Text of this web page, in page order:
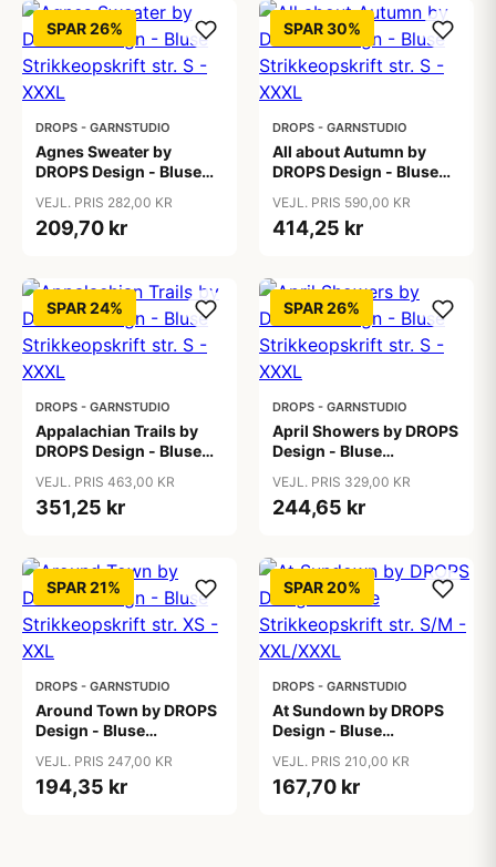
SPAR 26%
DROPS - GARNSTUDIO
Agnes Sweater by
DROPS Design - Bluse
XXXL
VEJL. PRIS 282,00 KR
209,70 kr
SPAR 30%
DROPS - GARNSTUDIO
All about Autumn by
DROPS Design - Bluse
XXXL
VEJL. PRIS 590,00 KR
414,25 kr
SPAR 24%
DROPS - GARNSTUDIO
Appalachian Trails by
DROPS Design - Bluse
XXXL
VEJL. PRIS 463,00 KR
351,25 kr
SPAR 26%
DROPS - GARNSTUDIO
April Showers by DROPS
Design - Bluse
XXXL
VEJL. PRIS 329,00 KR
244,65 kr
SPAR 21%
DROPS - GARNSTUDIO
Around Town by DROPS
Design - Bluse
XXL
VEJL. PRIS 247,00 KR
194,35 kr
SPAR 20%
DROPS - GARNSTUDIO
At Sundown by DROPS
Design - Bluse
XXL/XXXL
VEJL. PRIS 210,00 KR
167,70 kr